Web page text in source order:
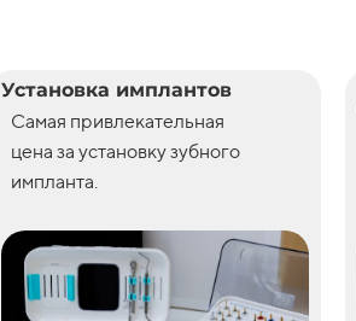
Установка имплантов
Самая привлекательная
цена за установкузубного
импланта.